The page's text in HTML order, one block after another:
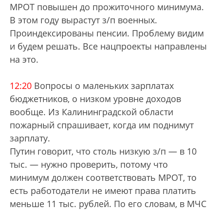
МРОТ повышен до прожиточного минимума.
В этом году вырастут з/п военных.
Проиндексированы пенсии. Проблему видим
и будем решать. Все нацпроекты направлены
на это.
12:20 Вопросы о маленьких зарплатах
бюджетников, о низком уровне доходов
вообще. Из Калининградской области
пожарный спрашивает, когда им поднимут
зарплату.
Путин говорит, что столь низкую з/п — в 10
тыс. — нужно проверить, потому что
минимум должен соответствовать МРОТ, то
есть работодатели не имеют права платить
меньше 11 тыс. рублей. По его словам, в МЧС